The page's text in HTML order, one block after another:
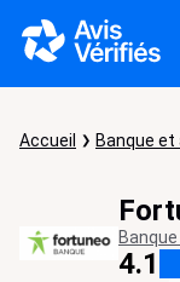
Accueil Banque
4.1